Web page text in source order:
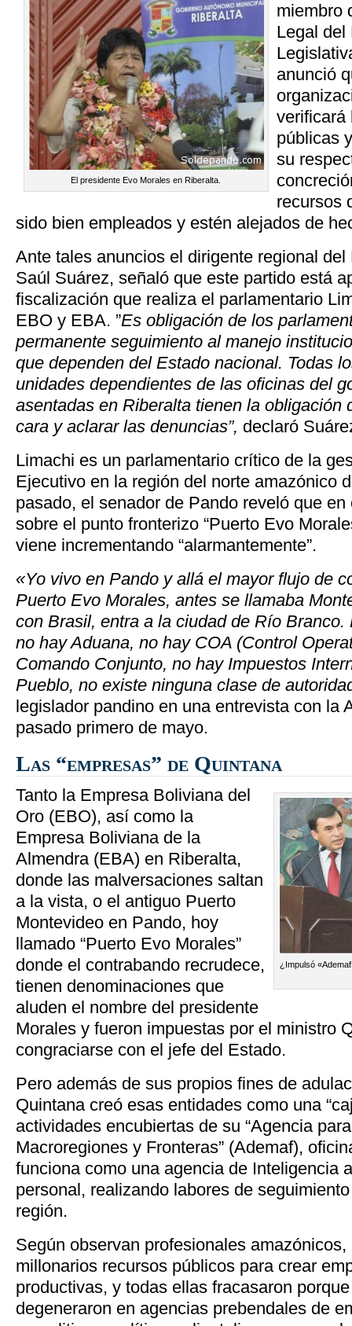
El presidente Evo Morales en Riberalta.
miembro
Legal del
anunció
verificará
públicas
su
recursos
sido bien empleados y estén alejados de
Ante tales anuncios el dirigente regional
Saúl Suárez, señaló que este partido está
fiscalización que realiza el parlamentario
EBO y EBA. ”Es obligación de los
permanente seguimiento al manejo
que dependen del Estado nacional. Todas
unidades dependientes de las oficinas del
asentadas en Riberalta tienen la obligación
cara y aclarar las denuncias”, declaró
Limachi es un parlamentario crítico de la
Ejecutivo en la región del norte amazónico
pasado, el senador de Pando reveló que
sobre el punto fronterizo “Puerto Evo
viene incrementando “alarmantemente”.
«Yo vivo en Pando y allá el mayor flujo de
Puerto Evo Morales, antes se llamaba
con Brasil, entra a la ciudad de Río
no hay Aduana, no hay COA (Control
Comando Conjunto, no hay Impuestos
Pueblo, no existe ninguna clase de
legislador pandino en una entrevista con la
pasado primero de mayo.
Las “empresas” de Quintana
¿Impulsó
Tanto la Empresa Boliviana del
Oro (EBO), así como la
Empresa Boliviana de la
Almendra (EBA) en Riberalta,
donde las malversaciones saltan
a la vista, o el antiguo Puerto
Montevideo en Pando, hoy
llamado “Puerto Evo Morales”
donde el contrabando recrudece,
tienen denominaciones que
aluden el nombre del presidente
Morales y fueron impuestas por el ministro
congraciarse con el jefe del Estado.
Pero además de sus propios fines de
Quintana creó esas entidades como una
actividades encubiertas de su “Agencia
Macroregiones y Fronteras” (Ademaf),
funciona como una agencia de Inteligencia
personal, realizando labores de
región.
Según observan profesionales
millonarios recursos públicos para crear
productivas, y todas ellas fracasaron
degeneraron en agencias prebendales de